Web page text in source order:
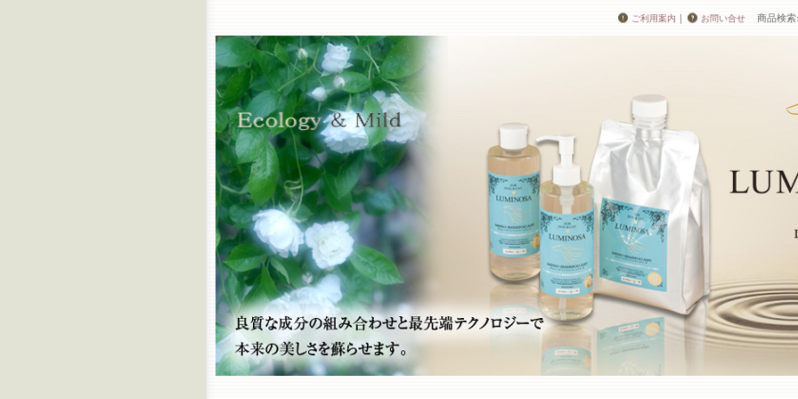
ご利用案内 ｜ お問い合せ 商品検索: